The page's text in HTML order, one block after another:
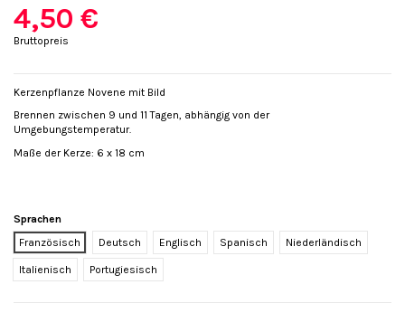
4,50 €
Bruttopreis
Kerzenpflanze Novene mit Bild
Brennen zwischen 9 und 11 Tagen, abhängig von der
Umgebungstemperatur.
Maße der Kerze: 6 x 18 cm
Sprachen
Französisch
Deutsch Englisch Spanisch Niederländisch
Italienisch Portugiesisch